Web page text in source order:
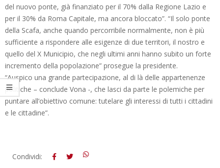
del nuovo ponte, già finanziato per il 70% dalla Regione Lazio e
per il 30% da Roma Capitale, ma ancora bloccato”. “Il solo ponte
della Scafa, anche quando percorribile normalmente, non è più
sufficiente a rispondere alle esigenze di due territori, il nostro e
quello del X Municipio, che negli ultimi anni hanno subito un forte
incremento della popolazione” prosegue la presidente.
“Auspico una grande partecipazione, al di là delle appartenenze
politiche – conclude Vona -, che lasci da parte le polemiche per
puntare all’obiettivo comune: tutelare gli interessi di tutti i cittadini
e le cittadine”.
2018-
Condividi: